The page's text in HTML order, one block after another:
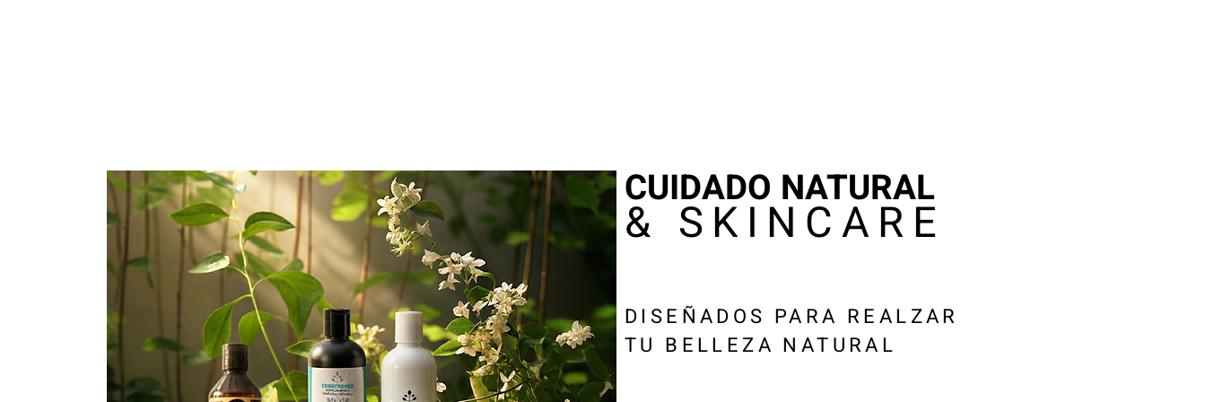
& SKINCARE
CUIDADO NATURAL
DISEÑADOS PARA REALZAR
TU BELLEZA NATURAL